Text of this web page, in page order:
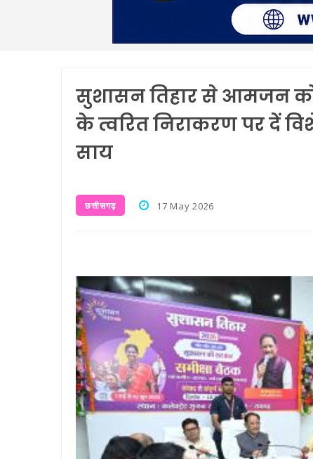
सुशासन तिहार से आमजन को
के त्वरित निराकरण पर दें
साय
छत्तीसगढ़ 17 May 2026